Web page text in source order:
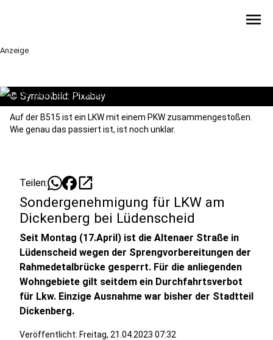
menu
Anzeige
© Symbolbild: Pixabay
Auf der B515 ist ein LKW mit einem PKW zusammengestoßen.
Wie genau das passiert ist, ist noch unklar.
Teilen: open_in_new
Sondergenehmigung für LKW am
Dickenberg bei Lüdenscheid
Seit Montag (17.April) ist die Altenaer Straße in
Lüdenscheid wegen der Sprengvorbereitungen der
Rahmedetalbrücke gesperrt. Für die anliegenden
Wohngebiete gilt seitdem ein Durchfahrtsverbot
für Lkw. Einzige Ausnahme war bisher der Stadtteil
Dickenberg.
Veröffentlicht: Freitag, 21.04.2023 07:32